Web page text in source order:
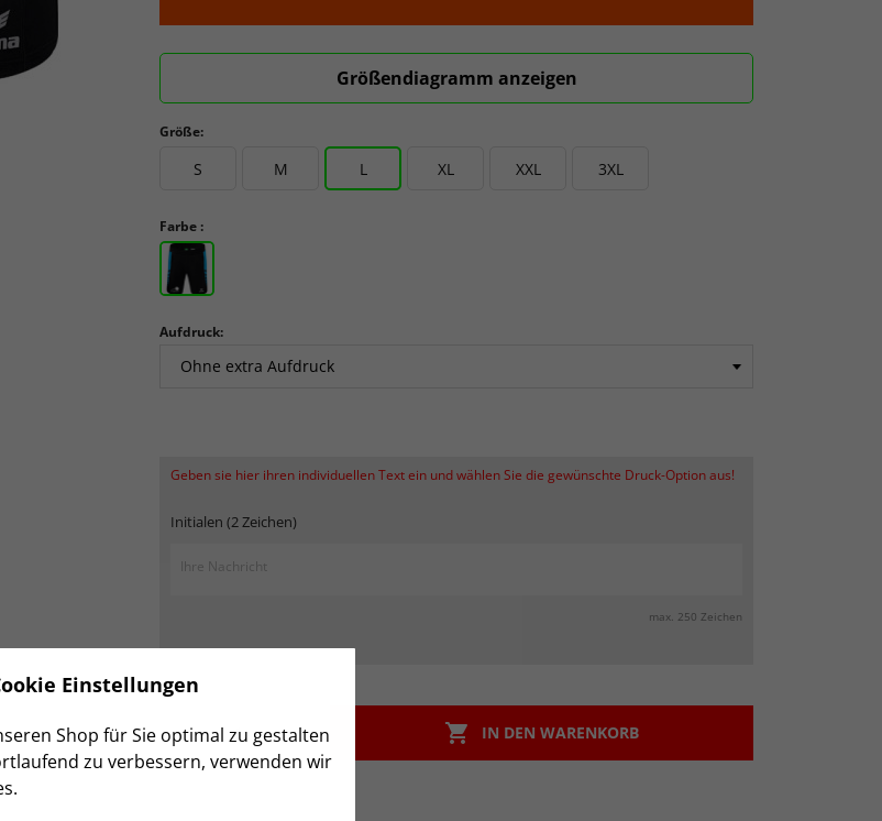
Einstellungen
Shop für Sie optimal zu gestalten
zu verbessern, verwenden wir
Größendiagramm anzeigen
Größe:
S M L XL XXL 3XL
Farbe :
Aufdruck:
Geben sie hier ihren individuellen Text ein und wählen Sie die gewünschte Druck-Option aus!
Initialen (2 Zeichen)
max. 250 Zeichen
- +  IN DEN WARENKORB